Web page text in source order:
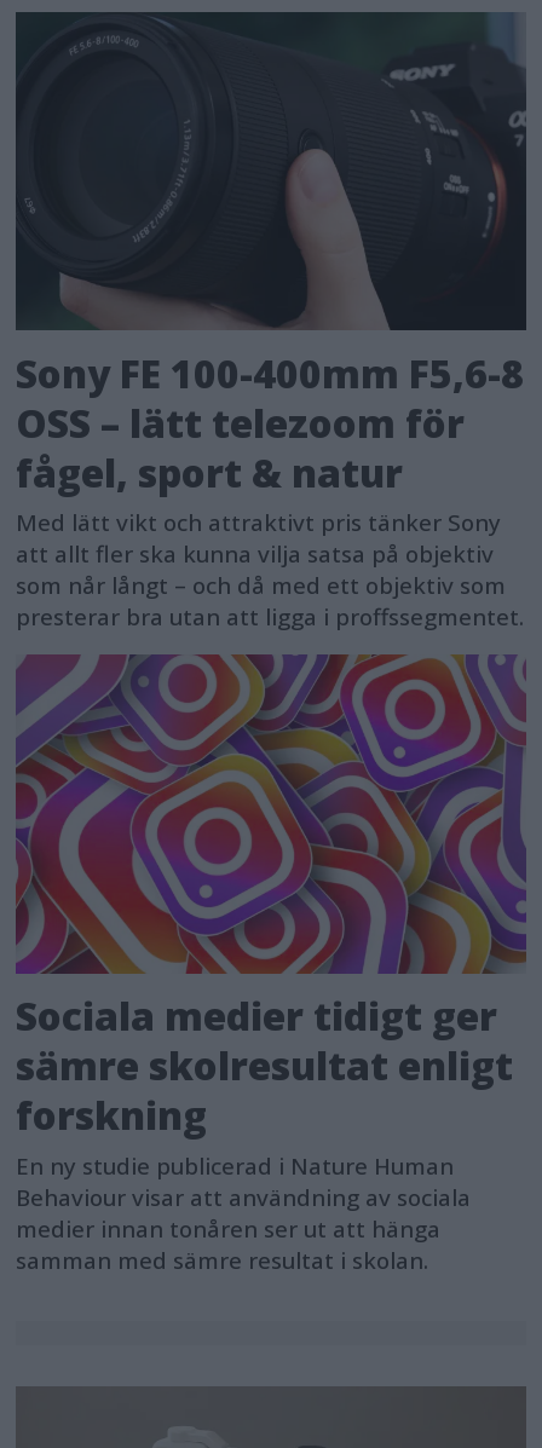
Sony FE 100-400mm F5,6-8
OSS – lätt telezoom för
fågel, sport & natur
Med lätt vikt och attraktivt pris tänker Sony
att allt fler ska kunna vilja satsa på objektiv
som når långt – och då med ett objektiv som
presterar bra utan att ligga i proffssegmentet.
Sociala medier tidigt ger
sämre skolresultat enligt
forskning
En ny studie publicerad i Nature Human
Behaviour visar att användning av sociala
medier innan tonåren ser ut att hänga
samman med sämre resultat i skolan.